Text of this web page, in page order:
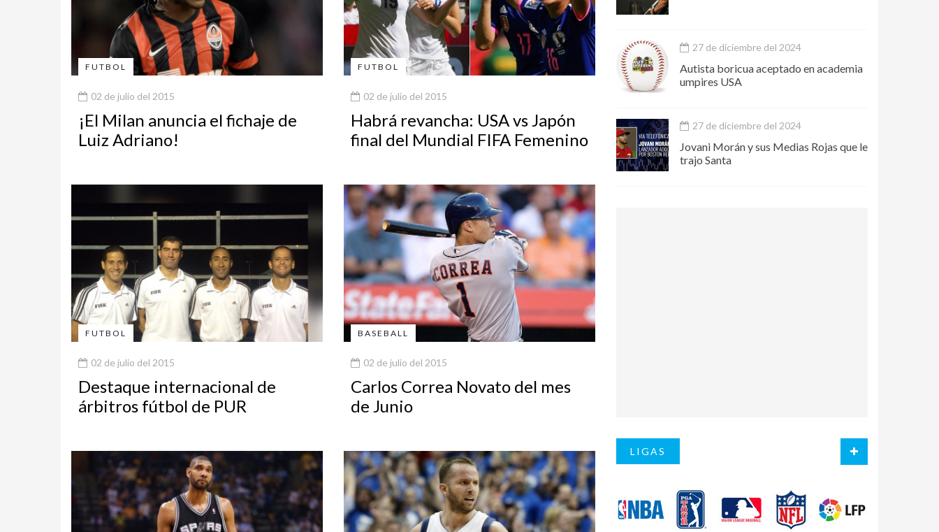
FUTBOL
02 de julio del 2015
¡El Milan anuncia el fichaje de
Luiz Adriano!
FUTBOL
02 de julio del 2015
Habrá revancha: USA vs Japón
final del Mundial FIFA Femenino
FUTBOL
02 de julio del 2015
Destaque internacional de
árbitros fútbol de PUR
BASEBALL
02 de julio del 2015
Carlos Correa Novato del mes
de Junio
27 de diciembre del 2024
Autista boricua aceptado en academia
umpires USA
27 de diciembre del 2024
Jovani Morán y sus Medias Rojas que le
trajo Santa
LIGAS